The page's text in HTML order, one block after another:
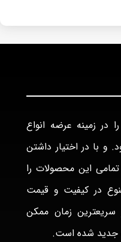
در زمينه عرضه انواع
و با در اختيار داشتن
اين محصولات را
در كيفيت و قيمت
زمان ممكن
جديد شده است.